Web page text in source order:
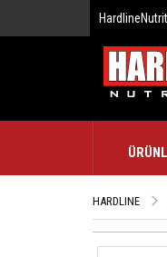
HARDLINE